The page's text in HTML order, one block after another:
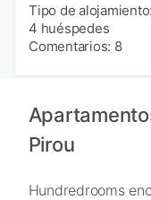
Tipo de
4 huéspedes
Comentarios: 8
Pirou
Hundredrooms